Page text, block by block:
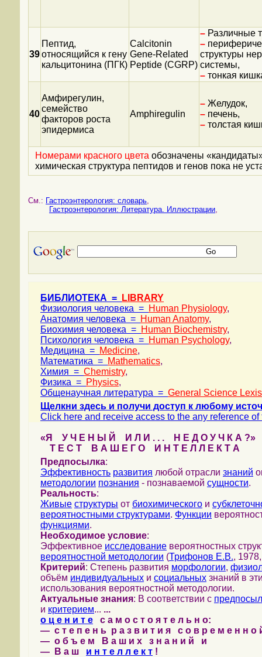
39
Пептид,
относящийся к гену
кальцитонина (ПГК)
Calcitonin
Gene-Related
Peptide (CGRP)
– Различные
–
структуры
системы,
– тонкая
40
Амфирегулин,
семейство
факторов роста
эпидермиса
Amphiregulin
– Желудок,
– печень,
– толстая
Номерами красного цвета обозначены
химическая структура пептидов и генов пока не
См.: Гастроэнтерология: словарь,
Гастроэнтерология: Литература. Иллюстрации,
БИБЛИОТЕКА =
LIBRARY
Физиология человека = Human Physiology,
Анатомия человека = Human Anatomy,
Биохимия человека = Human Biochemistry,
Психология человека = Human Psychology,
Медицина = Medicine,
Математика = Mathematics,
Химия = Chemistry,
Физика = Physics,
Общенаучная литература = General Science Lexis
Щелкни здесь и получи доступ к любому
Click here and receive access to the any reference of
«Я У Ч Е Н Ы Й И Л И . . . Н Е Д О У Ч К А ?»
Т Е С Т В А Ш Е Г О И Н Т Е Л Л Е К Т А
Предпосылка:
Эффективность развития любой отрасли знаний
методологии познания - познаваемой сущности.
Реальность:
Живые структуры от биохимического и
вероятностными структурами. Функции
функциями.
Необходимое условие:
Эффективное исследование вероятностных
вероятностной методологии (Трифонов Е.В.,
Критерий: Степень развития морфологии,
объём индивидуальных и социальных знаний в
использования вероятностной методологии.
Актуальные знания: В соответствии с
и критерием... ...
о ц е н и т е с а м о с т о я т е л ь н о:
— с т е п е н ь р а з в и т и я с о в р е м е н н
— о б ъ е м В а ш и х з н а н и й и
— В а ш и н т е л л е к т !